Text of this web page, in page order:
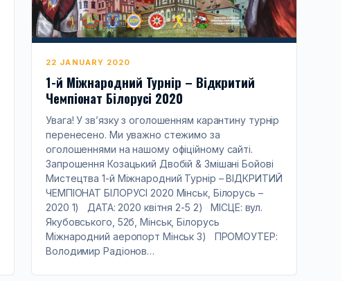
22 JANUARY 2020
1-й Міжнародний Турнір – Відкритий
Чемпіонат Білорусі 2020
Увага! У зв’язку з оголошенням карантину турнір
перенесено. Ми уважно стежимо за
оголошеннями на нашому офіційному сайті.
Запрошення Козацький Двобій & Змішані Бойові
Мистецтва 1-й Міжнародний Турнір – ВІДКРИТИЙ
ЧЕМПІОНАТ БІЛОРУСІ 2020 Мінськ, Білорусь –
2020 1) ДАТА: 2020 квітня 2-5 2) МІСЦЕ: вул.
Якубовського, 52б, Мінськ, Білорусь
Міжнародний аеропорт Мінськ 3) ПРОМОУТЕР:
Володимир Радіонов…